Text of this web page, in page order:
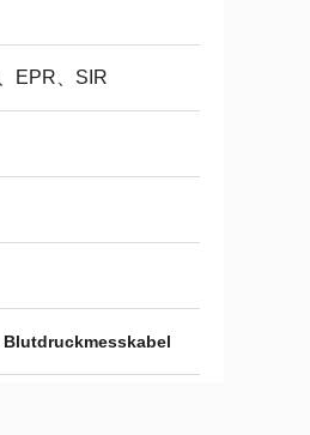
EPR、SIR